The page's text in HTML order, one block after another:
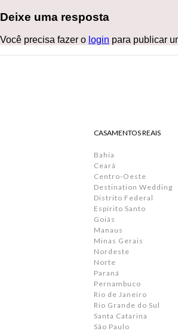
Deixe uma resposta
Você precisa fazer o login para publicar
CASAMENTOS REAIS
Bahia
Ceará
Centro-Oeste
Destination Wedding
Distrito Federal
Espírito Santo
Goiás
Manaus
Minas Gerais
Nordeste
Norte
Paraná
Pernambuco
Rio de Janeiro
Rio Grande do Sul
Santa Catarina
São Paulo